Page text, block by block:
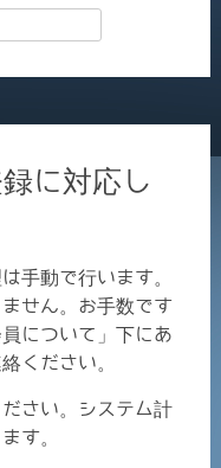
に対応し
手動で行います。
せん。お手数です
について」下にあ
ください。
さい。システム計
す。